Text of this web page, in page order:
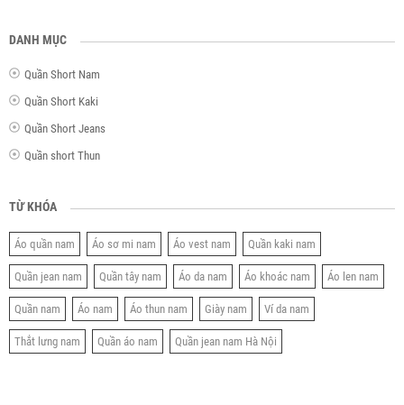
DANH MỤC
Quần Short Nam
Quần Short Kaki
Quần Short Jeans
Quần short Thun
TỪ KHÓA
Áo quần nam Áo sơ mi nam Áo vest nam Quần kaki nam
Quần jean nam Quần tây nam Áo da nam Áo khoác nam Áo len nam
Quần nam Áo nam Áo thun nam Giày nam Ví da nam
Thắt lưng nam Quần áo nam Quần jean nam Hà Nội